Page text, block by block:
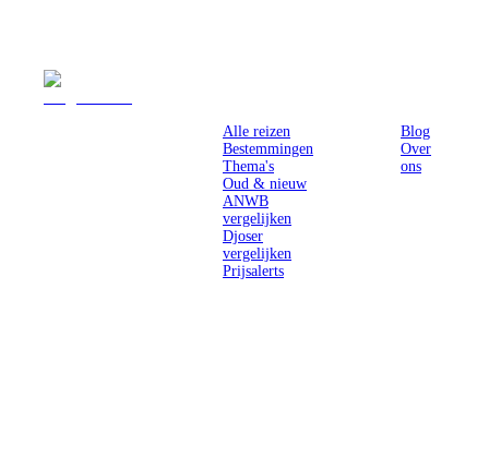
Alle reizen
Bestemmingen
Thema's
Oud & nieuw
ANWB
vergelijken
Djoser
vergelijken
Prijsalerts
Blog
Over
ons